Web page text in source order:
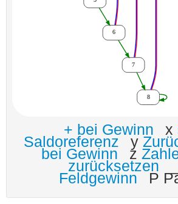
+ bei Gewinn x
Saldoreferenz y
bei Gewinn z
zurücksetzen
Feldgewinn P